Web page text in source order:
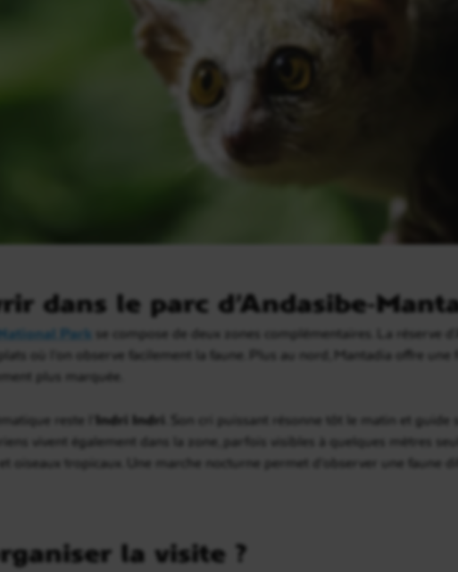
dans le parc d’Andasibe-
Park se compose de deux zones complémentaires. La réserve
où l’on observe facilement la faune. Plus au nord, Mantadia offre
plus marquée.
reste l’ Indri Indri . Son cri puissant résonne tôt le matin et
vivent également dans la zone, parfois visibles à quelques mètres
oiseaux tropicaux. Une marche nocturne permet d’observer une faune
la visite ?